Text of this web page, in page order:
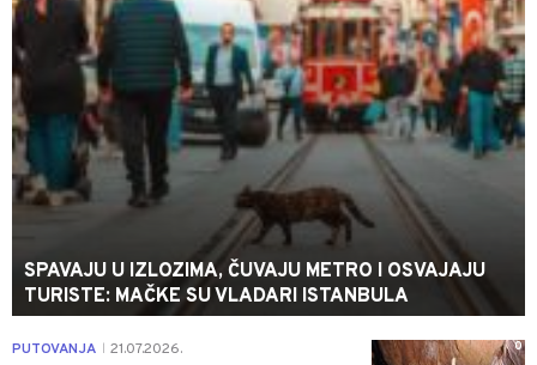
SPAVAJU U IZLOZIMA, ČUVAJU METRO I OSVAJAJU
TURISTE: MAČKE SU VLADARI ISTANBULA
0
PUTOVANJA 21.07.2026.